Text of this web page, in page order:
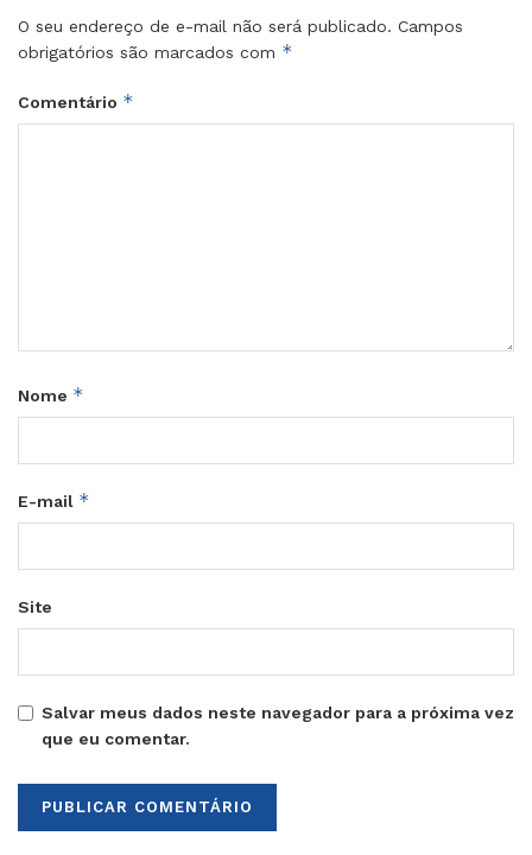
O seu endereço de e-mail não será publicado. Campos
obrigatórios são marcados com *
Comentário *
Nome *
E-mail *
Site
Salvar meus dados neste navegador para a próxima vez
que eu comentar.